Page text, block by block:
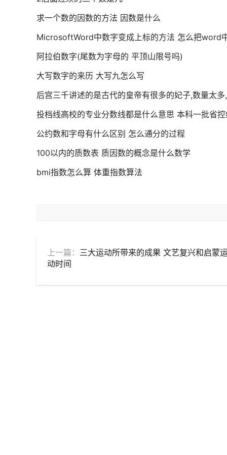
求一个数的因数的方法 因数是什么
MicrosoftWord中数字变成上标的方法 怎么把word
阿拉伯数字(尾数为字母的 平顶山限号吗)
大写数字的来历 大写九怎么写
后宫三千讲述的是古代的皇帝有很多的妃子,数量太
投档线高校的专业分数线都是什么意思 本科一批省
公约数和字母有什么区别 怎么通分的过程
100以内的质数表 质因数的概念是什么数学
bmi指数怎么算 体重指数算法
上一篇： 三大运动所带来的成果 文艺复兴和启蒙
动时间